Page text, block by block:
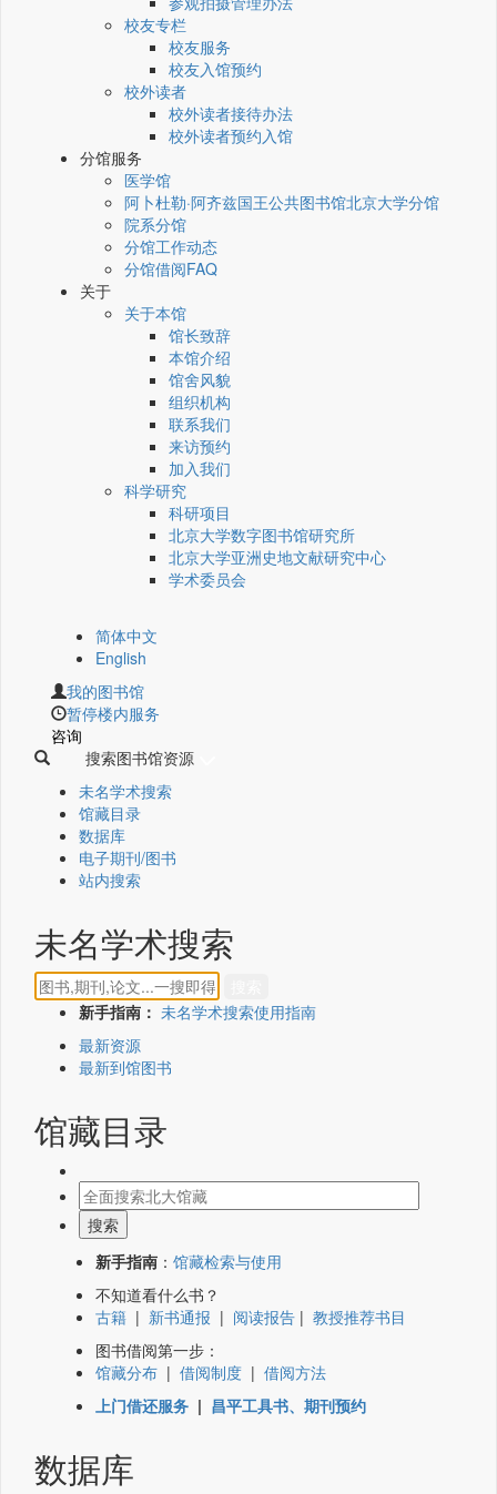
校友专栏
校友服务
校友入馆预约
校外读者
校外读者接待办法
校外读者预约入馆
分馆服务
医学馆
阿卜杜勒·阿齐兹国王公共图书馆北京大学分馆
院系分馆
分馆工作动态
分馆借阅FAQ
关于
关于本馆
馆长致辞
本馆介绍
馆舍风貌
组织机构
联系我们
来访预约
加入我们
科学研究
科研项目
北京大学数字图书馆研究所
北京大学亚洲史地文献研究中心
学术委员会
简体中文
English
我的图书馆
暂停楼内服务
咨询
搜索图书馆资源
未名学术搜索
馆藏目录
数据库
电子期刊/图书
站内搜索
未名学术搜索
新手指南： 未名学术搜索使用指南
最新资源
最新到馆图书
馆藏目录
新手指南 ： 馆藏检索与使用
不知道看什么书？
古籍 | 新书通报 | 阅读报告 | 教授推荐书目
图书借阅第一步：
馆藏分布 | 借阅制度 | 借阅方法
上门借还服务 | 昌平工具书、期刊预约
数据库